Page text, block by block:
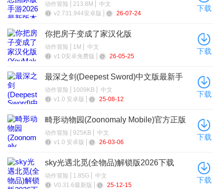
动作冒险 213.8M
中文
v2.731.944安卓版
26-07-24
下载
你把房子变成了家汉化版
(YouMakeThisHouseaHome)
动作冒险 1M
中文
v1.0安卓免费版
26-05-25
下载
最深之剑(Deepest Sword)中文版最新手
机版
动作冒险 1009KB
中文
v1.0 安卓版
25-08-12
下载
畸形动物园(Zoonomaly Mobile)官方正版
手机版
动作冒险 925KB
中文
v1.0 安卓版
26-03-06
下载
sky光遇北觅(全物品)解锁版2026下载
动作冒险 1.85G
中文
V0.31.6最新版
25-12-15
下载